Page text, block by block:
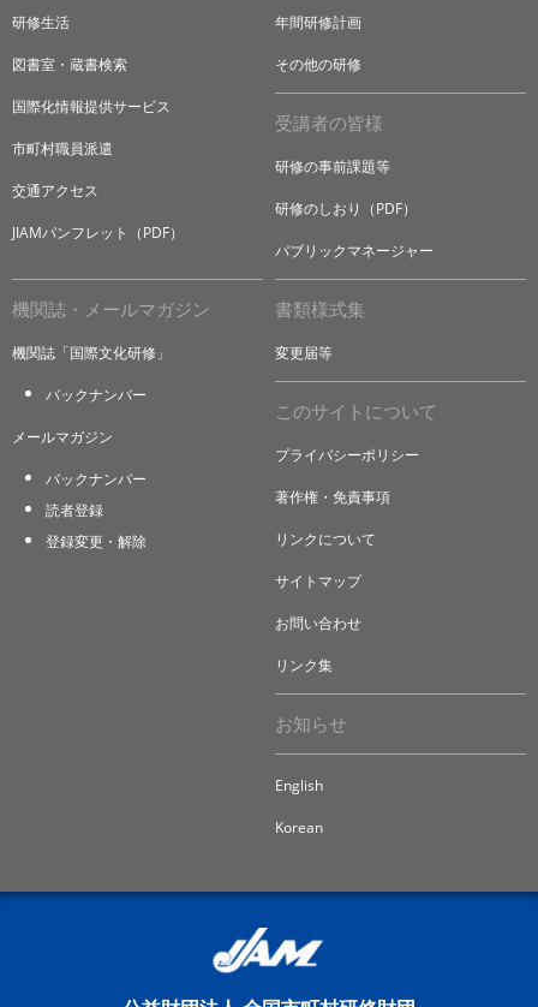
研修生活
図書室・蔵書検索
国際化情報提供サービス
市町村職員派遣
交通アクセス
JIAMパンフレット（PDF）
年間研修計画
その他の研修
受講者の皆様
研修の事前課題等
研修のしおり（PDF）
パブリックマネージャー
機関誌・メールマガジン
機関誌「国際文化研修」
バックナンバー
メールマガジン
バックナンバー
読者登録
登録変更・解除
書類様式集
変更届等
このサイトについて
プライバシーポリシー
著作権・免責事項
リンクについて
サイトマップ
お問い合わせ
リンク集
お知らせ
English
Korean